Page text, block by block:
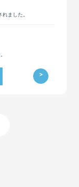
ました。
>